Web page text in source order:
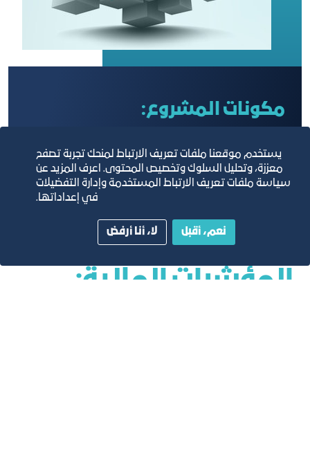
مكونات المشروع:
المؤشرات المالية:
يستخدم موقعنا ملفات تعريف الارتباط لمنحك تجربة تصفح
معززة، وتحليل السلوك وتخصيص المحتوى. اعرف المزيد عن
سياسة ملفات تعريف الارتباط المستخدمة وإدارة التفضيلات
في إعداداتها.
نعم، أقبل لا، أنا أرفض